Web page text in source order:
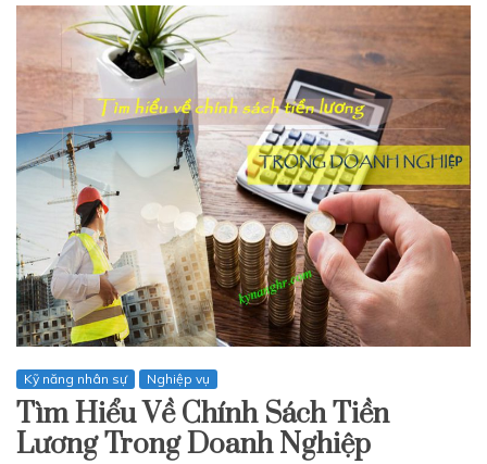
Kỹ năng nhân sự Nghiệp vụ
Tìm Hiểu Về Chính Sách Tiền
Lương Trong Doanh Nghiệp